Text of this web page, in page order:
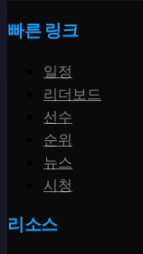
빠른 링크
일정
리더보드
선수
순위
뉴스
시청
리소스